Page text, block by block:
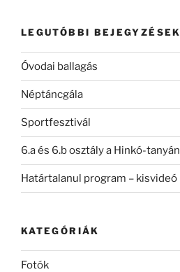
LEGUTÓBBI BEJEGYZÉSEK
Óvodai ballagás
Néptáncgála
Sportfesztivál
6.a és 6.b osztály a Hinkó-tanyán
Határtalanul program – kisvideó
KATEGÓRIÁK
Fotók